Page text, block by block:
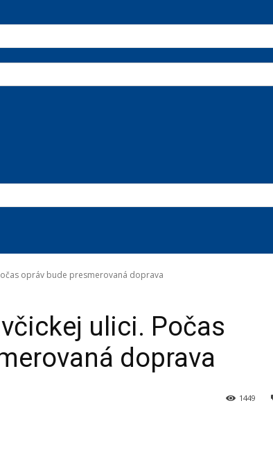
opráv bude presmerovaná doprava
ulici. Počas
doprava
1449